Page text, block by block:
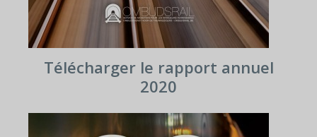
Télécharger le rapport annuel
2020